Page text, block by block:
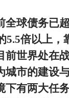
全球债务已
5.5倍以上，
前世界处在
城市的建设
下有两大任